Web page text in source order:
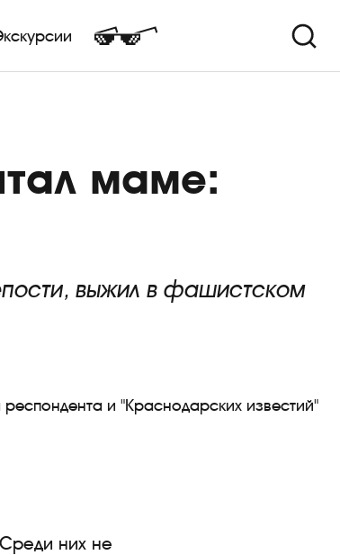
маме:
выжил в фашистском
и "Краснодарских известий"
них не